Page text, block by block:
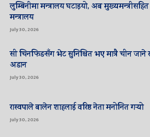
लुम्बिनीमा मन्त्रालय घटाइयो, अब
मन्त्रालय
July 30, 2026
सी चिनफिङसँग भेट सुनिश्चित भए मात्रै चीन जाने
अडान
July 30, 2026
रास्वपाले बालेन शाहलाई वरिष्ठ नेता मनोनित गर्‍यो
July 30, 2026